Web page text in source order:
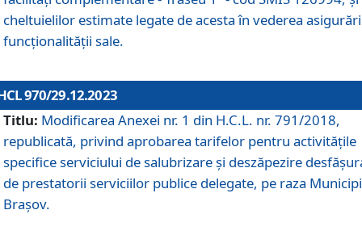
cheltuielilor estimate legate de acesta în vederea
funcționalității sale.
970/29.12.2023
Titlu: Modificarea Anexei nr. 1 din H.C.L. nr. 791/2018,
republicată, privind aprobarea tarifelor pentru activitățile
specifice serviciului de salubrizare și deszăpezire
de prestatorii serviciilor publice delegate, pe raza
Brașov.